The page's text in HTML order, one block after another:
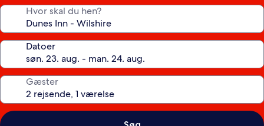
Hvor skal du hen?
Datoer
Gæster